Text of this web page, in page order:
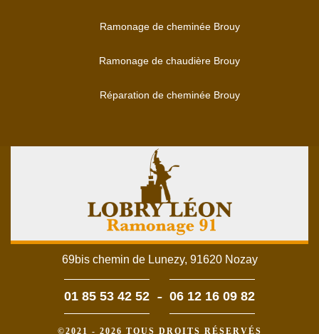
Ramonage de cheminée Brouy
Ramonage de chaudière Brouy
Réparation de cheminée Brouy
69bis chemin de Lunezy, 91620 Nozay
01 85 53 42 52 - 06 12 16 09 82
©2021 - 2026 TOUS DROITS RÉSERVÉS